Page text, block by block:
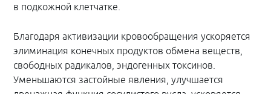
в подкожной клетчатке.
Благодаря активизации кровообращения ускоряется
элиминация конечных продуктов обмена веществ,
свободных радикалов, эндогенных токсинов.
Уменьшаются застойные явления, улучшается